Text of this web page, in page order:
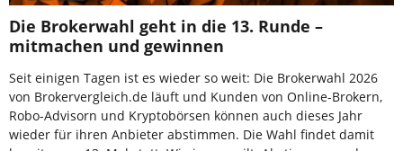
Die Brokerwahl geht in die 13. Runde –
mitmachen und gewinnen
Seit einigen Tagen ist es wieder so weit: Die Brokerwahl 2026
von Brokervergleich.de läuft und Kunden von Online-Brokern,
Robo-Advisorn und Kryptobörsen können auch dieses Jahr
wieder für ihren Anbieter abstimmen. Die Wahl findet damit